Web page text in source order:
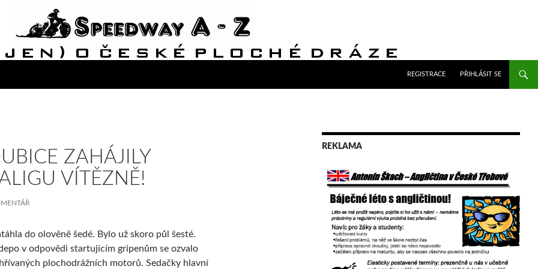
REGISTRACE
PŘIHLÁSIT SE
ZAHÁJILY
VÍTĚZNĚ!
do olověně šedé. Bylo už skoro půl šesté.
v odpovědi startujícím gripenům se ozvalo
plochodrážních motorů. Sedačky hlavní
REKLAMA